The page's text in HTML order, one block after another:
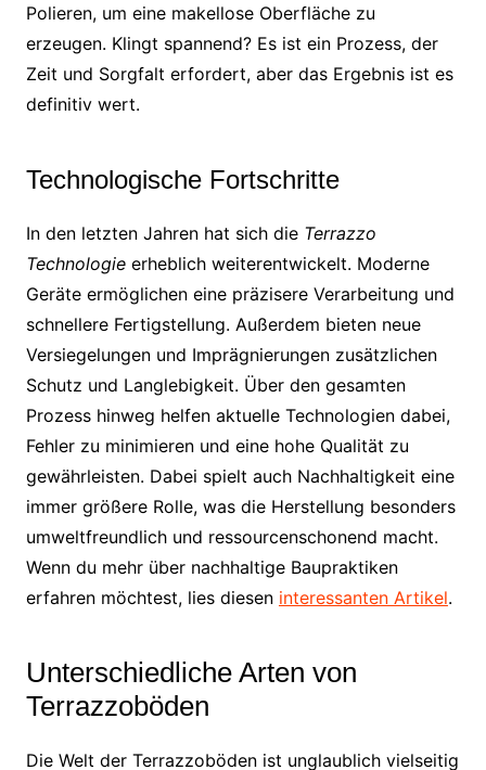
Polieren, um eine makellose Oberfläche zu
erzeugen. Klingt spannend? Es ist ein Prozess, der
Zeit und Sorgfalt erfordert, aber das Ergebnis ist es
definitiv wert.
Technologische Fortschritte
In den letzten Jahren hat sich die Terrazzo
Technologieerheblich weiterentwickelt. Moderne
Geräte ermöglichen eine präzisere Verarbeitung und
schnellere Fertigstellung. Außerdem bieten neue
Versiegelungen und Imprägnierungen zusätzlichen
Schutz und Langlebigkeit. Über den gesamten
Prozess hinweg helfen aktuelle Technologien dabei,
Fehler zu minimieren und eine hohe Qualität zu
gewährleisten. Dabei spielt auch Nachhaltigkeit eine
immer größere Rolle, was die Herstellung besonders
umweltfreundlich und ressourcenschonend macht.
Wenn du mehr über nachhaltige Baupraktiken
erfahren möchtest, lies diesen interessanten Artikel.
Unterschiedliche Arten von
Terrazzoböden
Die Welt der Terrazzoböden ist unglaublich vielseitig